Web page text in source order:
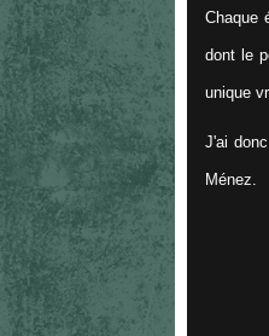
Chaque
dont le
unique
J'ai
Ménez.